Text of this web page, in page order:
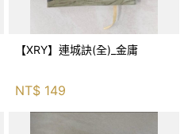
【XRY】連城訣(全)_金庸
NT$ 149